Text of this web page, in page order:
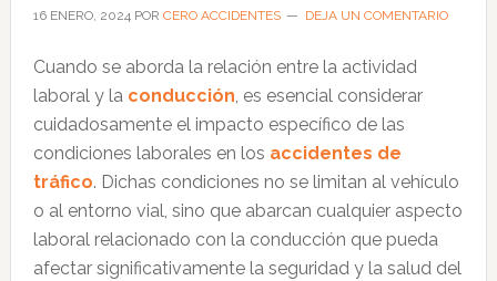
para
conducción
segura
16 ENERO, 2024POR CERO ACCIDENTES DEJA UN COMENTARIO
Cuando se aborda la relación entre la actividad
laboral y la conducción, es esencial considerar
cuidadosamente el impacto específico de las
condiciones laborales en los accidentes de
tráfico. Dichas condiciones no se limitan al vehículo
o al entorno vial, sino que abarcan cualquier aspecto
laboral relacionado con la conducción que pueda
afectar significativamente la seguridad y la salud del